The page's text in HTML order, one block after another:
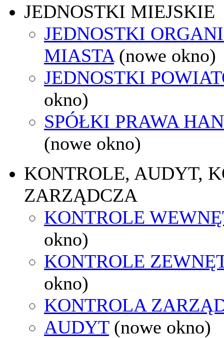
JEDNOSTKI MIEJSKIE
JEDNOSTKI
MIASTA (nowe okno)
JEDNOSTKI
okno)
SPÓŁKI PRAWA
(nowe okno)
KONTROLE, AUDYT,
ZARZĄDCZA
KONTROLE
okno)
KONTROLE
okno)
KONTROLA
AUDYT (nowe okno)